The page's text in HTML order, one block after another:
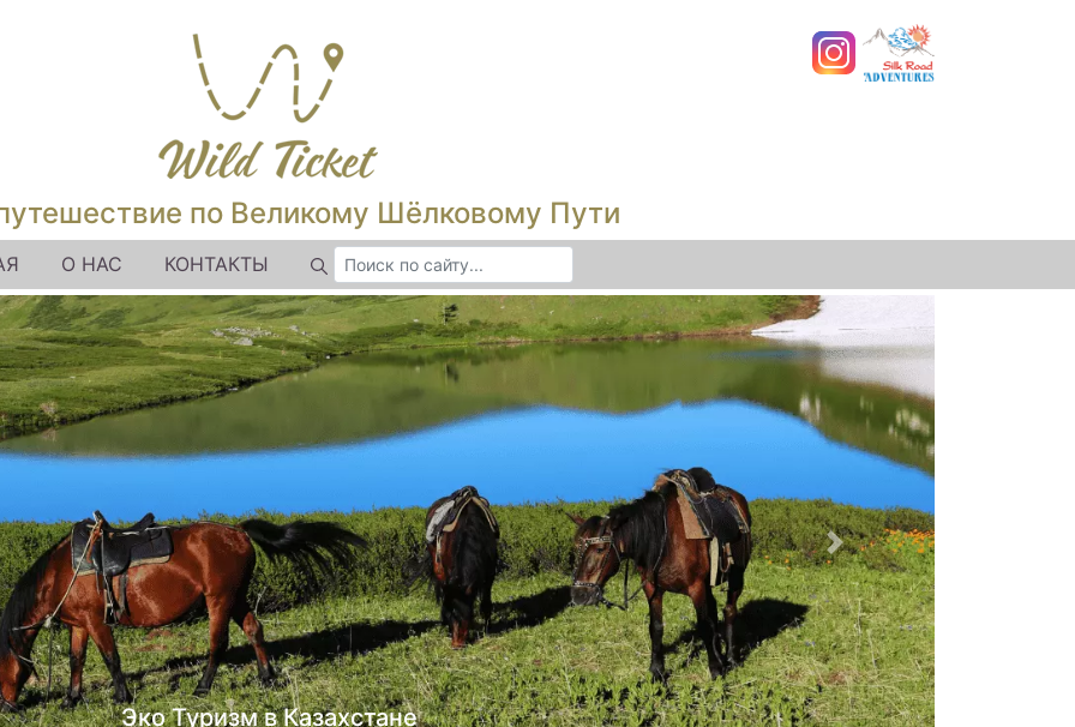
по Великому Шёлковому Пути
О НАС КОНТАКТЫ
Джип туры по Казахстану
Следующий